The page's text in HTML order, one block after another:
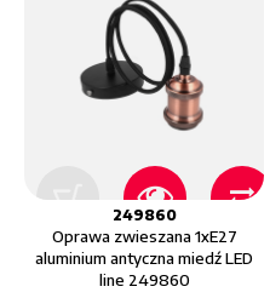
249860
Oprawa zwieszana 1xE27
aluminium antyczna miedź LED
line 249860